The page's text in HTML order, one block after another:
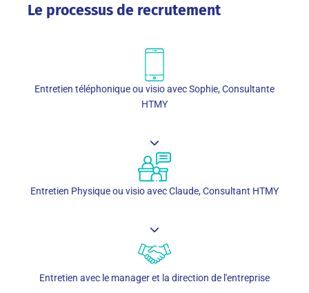
Le processus de recrutement
Entretien téléphonique ou visio avec Sophie, Consultante
HTMY
Entretien Physique ou visio avec Claude, Consultant HTMY
Entretien avec le manager et la direction de l'entreprise